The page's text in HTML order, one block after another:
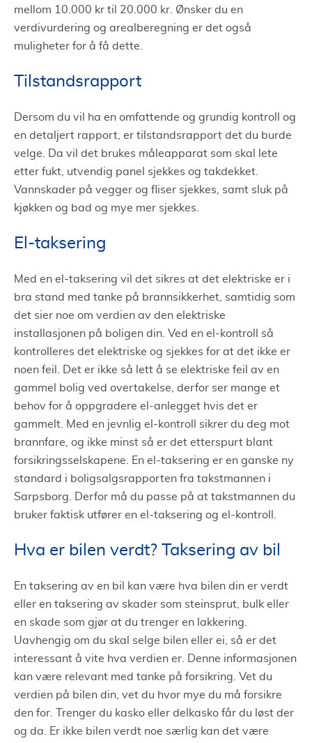
mellom 10.000 kr til 20.000 kr. Ønsker du en
verdivurdering og arealberegning er det også
muligheter for å få dette.
Tilstandsrapport
Dersom du vil ha en omfattende og grundig kontroll og
en detaljert rapport, er tilstandsrapport det du burde
velge. Da vil det brukes måleapparat som skal lete
etter fukt, utvendig panel sjekkes og takdekket.
Vannskader på vegger og fliser sjekkes, samt sluk på
kjøkken og bad og mye mer sjekkes.
El-taksering
Med en el-taksering vil det sikres at det elektriske er i
bra stand med tanke på brannsikkerhet, samtidig som
det sier noe om verdien av den elektriske
installasjonen på boligen din. Ved en el-kontroll så
kontrolleres det elektriske og sjekkes for at det ikke er
noen feil. Det er ikke så lett å se elektriske feil av en
gammel bolig ved overtakelse, derfor ser mange et
behov for å oppgradere el-anlegget hvis det er
gammelt. Med en jevnlig el-kontroll sikrer du deg mot
brannfare, og ikke minst så er det etterspurt blant
forsikringsselskapene. En el-taksering er en ganske ny
standard i boligsalgsrapporten fra takstmannen i
Sarpsborg. Derfor må du passe på at takstmannen du
bruker faktisk utfører en el-taksering og el-kontroll.
Hva er bilen verdt? Taksering av bil
En taksering av en bil kan være hva bilen din er verdt
eller en taksering av skader som steinsprut, bulk eller
en skade som gjør at du trenger en lakkering.
Uavhengig om du skal selge bilen eller ei, så er det
interessant å vite hva verdien er. Denne informasjonen
kan være relevant med tanke på forsikring. Vet du
verdien på bilen din, vet du hvor mye du må forsikre
den for. Trenger du kasko eller delkasko får du løst der
og da. Er ikke bilen verdt noe særlig kan det være